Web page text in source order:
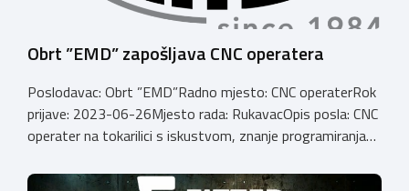
Obrt ”EMD” zapošljava CNC operatera
Poslodavac: Obrt ”EMD”Radno mjesto: CNC operaterRok
prijave: 2023-06-26Mjesto rada: RukavacOpis posla: CNC
operater na tokarilici s iskustvom, znanje programiranja
telefona: 0915312911